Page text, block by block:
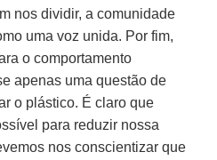
nos dividir, a comunidade
uma voz unida. Por fim,
o comportamento
apenas uma questão de
o plástico. É claro que
para reduzir nossa
nos conscientizar que